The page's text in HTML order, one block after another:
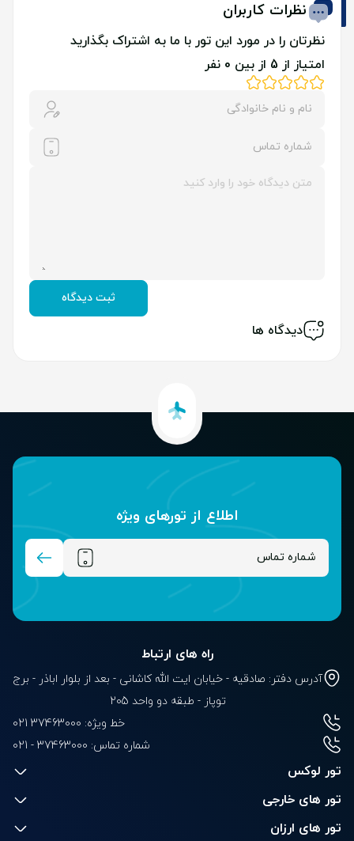
ناکلوا وجود دارند که می توانید اقامت دلچسبی را تجربه
کنید.
نظرات کاربران
نظرتان را در مورد این تور با ما به اشتراک بگذارید
امتیاز از 5 از بین 0 نفر
ثبت دیدگاه
دیدگاه ها
اطلاع از تور‌های ویژه
راه های ارتباط
آدرس دفتر: صادقیه - خیابان ایت الله کاشانی - بعد از بلوار‌‌ اباذر - برج
توپاز - طبقه دو واحد 205
خط ویژه: 37463000 021
شماره تماس: 021 - 37463000
تور لوکس
تور های خارجی
تور های ارزان